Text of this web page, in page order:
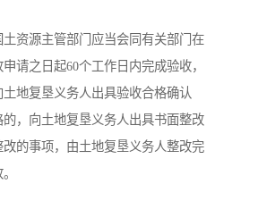
资源主管部门应当会同有关部门在
请之日起60个工作日内完成验收，
地复垦义务人出具验收合格确认
，向土地复垦义务人出具书面整改
的事项，由土地复垦义务人整改完